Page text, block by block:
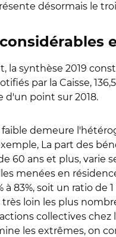
désormais le
considérables
la synthèse 2019
par la Caisse,
d'un point sur 2018.
demeure
La part des
60 ans et plus, varie
menées en
à 83%, soit un ratio
loin les plus
collectives chez
les extrêmes, on